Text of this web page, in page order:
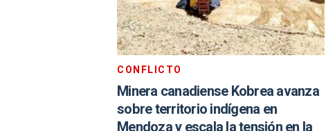
CONFLICTO
Minera canadiense Kobrea avanza
sobre territorio indígena en